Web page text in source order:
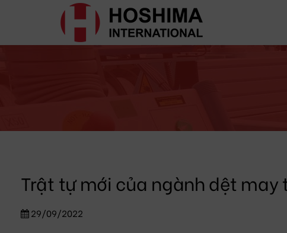
Trật tự mới của ngành dệt may
29/09/2022